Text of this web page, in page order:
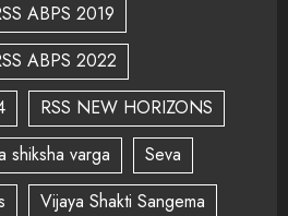
ABPS 2019
ABPS 2022
RSS NEW HORIZONS
shiksha varga
Seva
Vijaya Shakti Sangema